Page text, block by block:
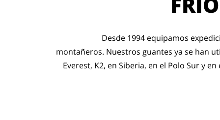
Desde 1994 equipamos
montañeros. Nuestros guantes ya se han
Everest, K2, en Siberia, en el Polo Sur y